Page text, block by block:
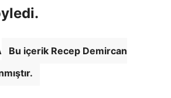
Bu içerik Recep Demircan